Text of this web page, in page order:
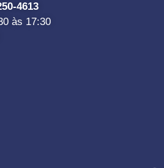
4613
às 17:30